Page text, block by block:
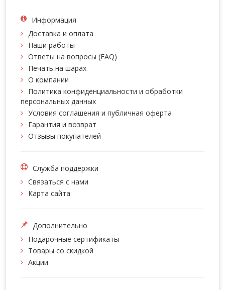
Информация
Доставка и оплата
Наши работы
Ответы на вопросы (FAQ)
Печать на шарах
О компании
Политика конфиденциальности и обработки
персональных данных
Условия соглашения и публичная оферта
Гарантия и возврат
Отзывы покупателей
Служба поддержки
Связаться с нами
Карта сайта
Дополнительно
Подарочные сертификаты
Товары со скидкой
Акции